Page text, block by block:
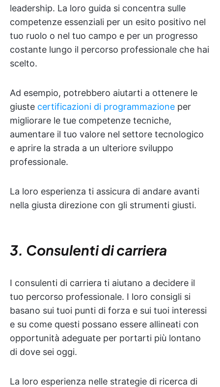
leadership. La loro guida si concentra sulle
competenze essenziali per un esito positivo nel
tuo ruolo o nel tuo campo e per un progresso
costante lungo il percorso professionale che hai
scelto.
Ad esempio, potrebbero aiutarti a ottenere le
giuste certificazioni di programmazione per
migliorare le tue competenze tecniche,
aumentare il tuo valore nel settore tecnologico
e aprire la strada a un ulteriore sviluppo
professionale.
La loro esperienza ti assicura di andare avanti
nella giusta direzione con gli strumenti giusti.
3. Consulenti di carriera
I consulenti di carriera ti aiutano a decidere il
tuo percorso professionale. I loro consigli si
basano sui tuoi punti di forza e sui tuoi interessi
e su come questi possano essere allineati con
opportunità adeguate per portarti più lontano
di dove sei oggi.
La loro esperienza nelle strategie di ricerca di